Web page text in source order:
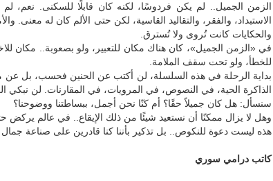
الزمن الجميل.. لم يكن فردوسًا، لكنه كان قابلًا للسكنى. نعم،
الاستبداد، والفقر، والتقاليد القاسية، لكن حتى الألم كان له معنى.
والحكايات كانت تُروى ولا تُسترق.
في «الزمن الجميل»، كان هناك مكان للتعبير، ولو بصعوبة.. مكان
للخطأ، ولو تحت سقف الملامة.
بداية الرحلة في هذه السلسلة، لن أكتب عن الحنين فحسب، بل عن
الذاكرة الحية، في النصوص، في المرويات، في المقارنات. لن نبكي
سنسأل: هل كان جميلاً حقًا؟ أم كنّا نحن أجمل، ببساطتنا ووضوحنا؟
وهل لا يزال ممكنًا أن نستعيد شيئًا من ذلك الإيقاع.. في عالم يركض
هذه ليست دعوة للنكوص.. بل تذكير بأننا كنا قادرين على صناعة جمال
كاتب درامي سوري